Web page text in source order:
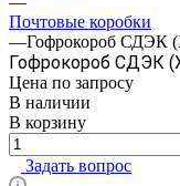
Почтовые коробки
—Гофрокороб СДЭК
Гофрокороб СДЭК
Цена по запросу
В наличии
В корзину
Задать вопрос